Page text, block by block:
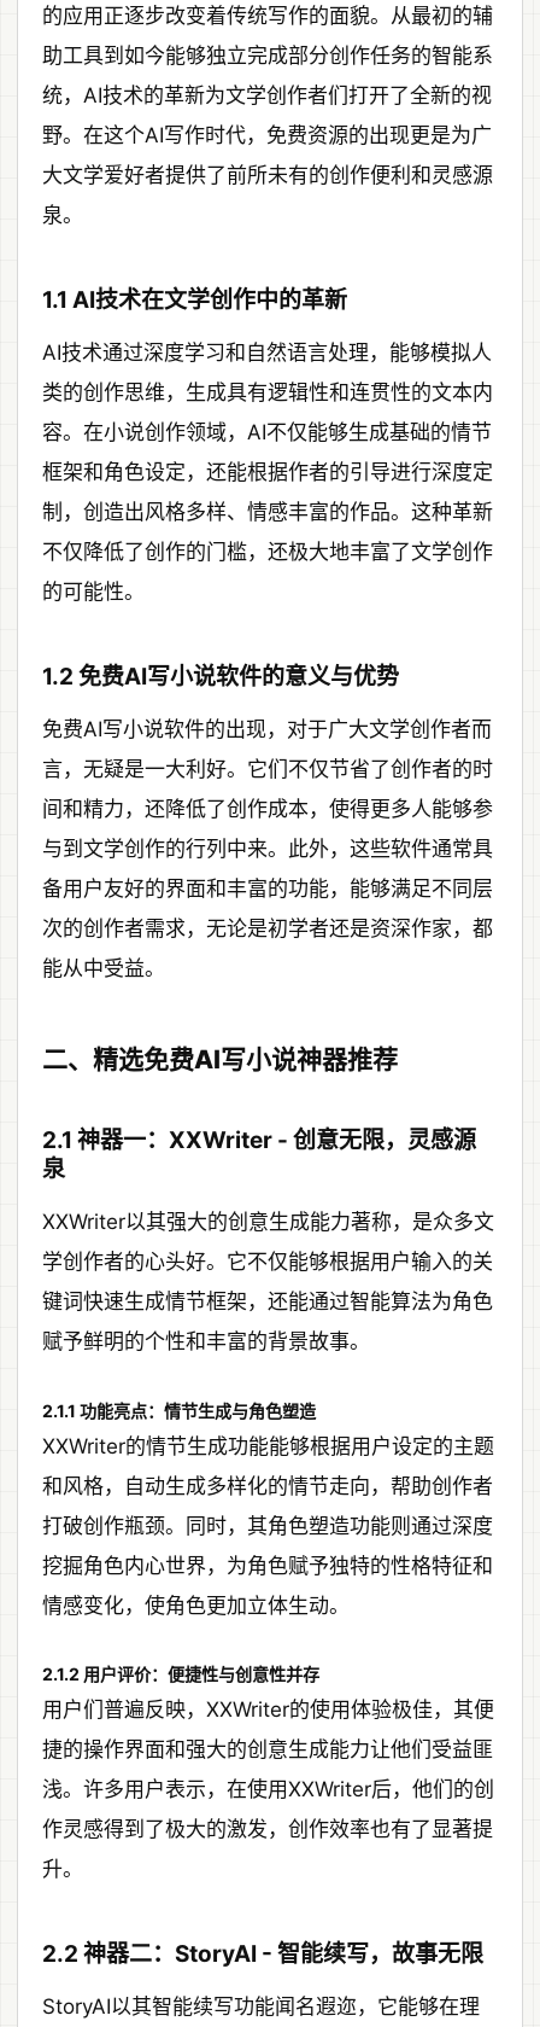
的应用正逐步改变着传统写作的面貌。从最初的辅
助工具到如今能够独立完成部分创作任务的智能系
统，AI技术的革新为文学创作者们打开了全新的视
野。在这个AI写作时代，免费资源的出现更是为广
大文学爱好者提供了前所未有的创作便利和灵感源
泉。
1.1 AI技术在文学创作中的革新
AI技术通过深度学习和自然语言处理，能够模拟人
类的创作思维，生成具有逻辑性和连贯性的文本内
容。在小说创作领域，AI不仅能够生成基础的情节
框架和角色设定，还能根据作者的引导进行深度定
制，创造出风格多样、情感丰富的作品。这种革新
不仅降低了创作的门槛，还极大地丰富了文学创作
的可能性。
1.2 免费AI写小说软件的意义与优势
免费AI写小说软件的出现，对于广大文学创作者而
言，无疑是一大利好。它们不仅节省了创作者的时
间和精力，还降低了创作成本，使得更多人能够参
与到文学创作的行列中来。此外，这些软件通常具
备用户友好的界面和丰富的功能，能够满足不同层
次的创作者需求，无论是初学者还是资深作家，都
能从中受益。
二、精选免费AI写小说神器推荐
2.1 神器一：XXWriter - 创意无限，灵感源
泉
XXWriter以其强大的创意生成能力著称，是众多文
学创作者的心头好。它不仅能够根据用户输入的关
键词快速生成情节框架，还能通过智能算法为角色
赋予鲜明的个性和丰富的背景故事。
2.1.1 功能亮点：情节生成与角色塑造
XXWriter的情节生成功能能够根据用户设定的主题
和风格，自动生成多样化的情节走向，帮助创作者
打破创作瓶颈。同时，其角色塑造功能则通过深度
挖掘角色内心世界，为角色赋予独特的性格特征和
情感变化，使角色更加立体生动。
2.1.2 用户评价：便捷性与创意性并存
用户们普遍反映，XXWriter的使用体验极佳，其便
捷的操作界面和强大的创意生成能力让他们受益匪
浅。许多用户表示，在使用XXWriter后，他们的创
作灵感得到了极大的激发，创作效率也有了显著提
升。
2.2 神器二：StoryAI - 智能续写，故事无限
StoryAI以其智能续写功能闻名遐迩，它能够在理